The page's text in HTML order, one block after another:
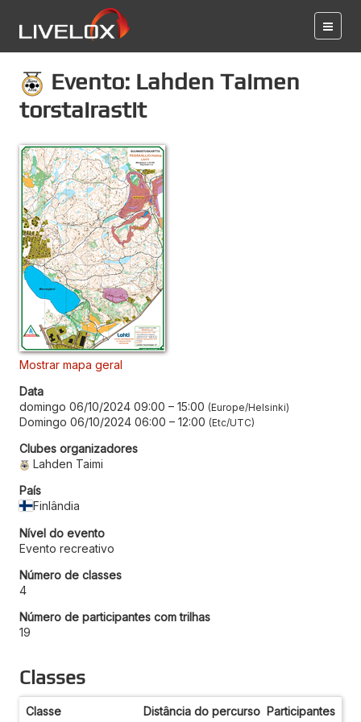
Evento: Lahden Taimen
torstairastit
Mostrar mapa geral
Data
domingo 06/10/2024 09:00 – 15:00 Europe/Helsinki
Domingo 06/10/2024 06:00 – 12:00 Etc/UTC
Clubes organizadores
Lahden Taimi
País
Finlândia
Nível do evento
Evento recreativo
Número de classes
4
Número de participantes com trilhas
19
Classes
Classe Distância do percurso Participantes